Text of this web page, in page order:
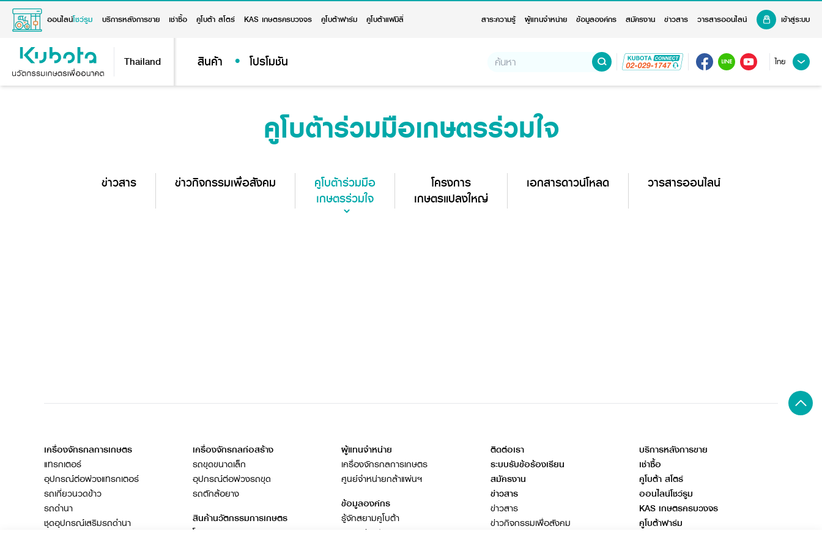
ออนไลน์โชว์รูม บริการหลังการขาย เช่าซื้อ คูโบต้า สโตร์ KAS เกษตรครบวงจร คูโบต้าฟาร์ม คูโบต้าแฟมิลี่ สาระความรู้ ผู้แทนจำหน่าย ข้อมูลองค์กร สมัครงาน ข่าวสาร วารสารออนไลน์ เข้าสู่ระบบ
Thailand สินค้า โปรโมชัน ไทย
คูโบต้าร่วมมือเกษตรร่วมใจ
ข่าวสาร ข่าวกิจกรรมเพื่อสังคม
คูโบต้าร่วมมือ
เกษตรร่วมใจ
โครงการ
เกษตรแปลงใหญ่
เอกสารดาวน์โหลด วารสารออนไลน์
เครื่องจักรกลการเกษตร
แทรกเตอร์
อุปกรณ์ต่อพ่วงแทรกเตอร์
รถเกี่ยวนวดข้าว
รถดำนา
ชุดอุปกรณ์เสริมรถดำนา
เครื่องจักรกลก่อสร้าง
รถขุดขนาดเล็ก
อุปกรณ์ต่อพ่วงรถขุด
รถตักล้อยาง
สินค้านวัตกรรมการเกษตร
โดรนการเกษตร
ผู้แทนจำหน่าย
เครื่องจักรกลการเกษตร
ศูนย์จำหน่ายกล้าแผ่นฯ
ข้อมูลองค์กร
รู้จักสยามคูโบต้า
ธุรกิจต่างประเทศ
ติดต่อเรา
ระบบรับข้อร้องเรียน
สมัครงาน
ข่าวสาร
ข่าวสาร
ข่าวกิจกรรมเพื่อสังคม
บริการหลังการขาย
เช่าซื้อ
คูโบต้า สโตร์
ออนไลน์โชว์รูม
KAS เกษตรครบวงจร
คูโบต้าฟาร์ม